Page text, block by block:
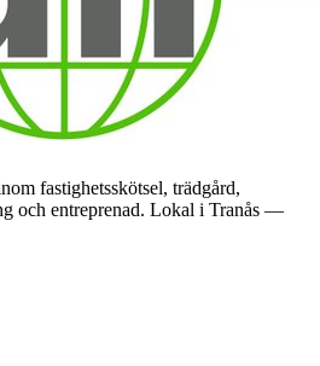
fastighetsskötsel, trädgård,
och entreprenad. Lokal i Tranås —